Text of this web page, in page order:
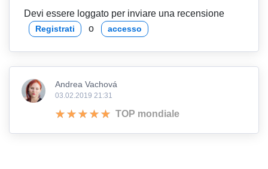
Devi essere loggato per inviare una recensione
Registrati o accesso
Andrea Vachová
03.02.2019 21:31
TOP mondiale